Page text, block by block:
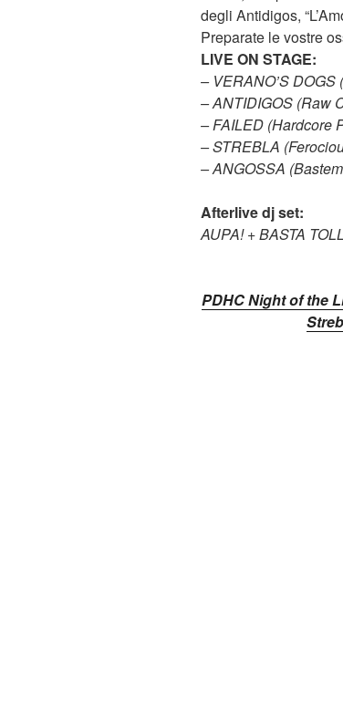
degli Antidigos,
Preparate le vostre
LIVE ON STAGE:
– VERANO’S
– ANTIDIGOS (Raw
– FAILED (Hardcore
– STREBLA
– ANGOSSA
Afterlive dj set:
AUPA! + BASTA
PDHC Night of the